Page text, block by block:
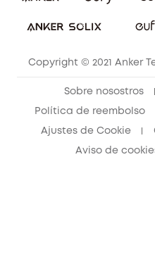
Portal web de seguridad
Copyright © 2021 Anker
Sobre nosostros
Política de reembolso
Ajustes de Cookie
Aviso de